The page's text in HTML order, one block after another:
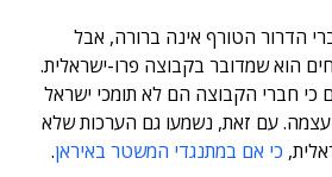
הדרור הטורף אינה ברורה, אבל
הוא שמדובר בקבוצה פרו-ישראלית.
כי חברי הקבוצה הם לא תומכי ישראל
עם זאת, נשמעו גם הערכות שלא
כי אם במתנגדי המשטר באיראן.